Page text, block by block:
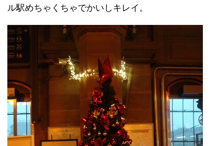
ル駅めちゃくちゃでかいしキレイ。